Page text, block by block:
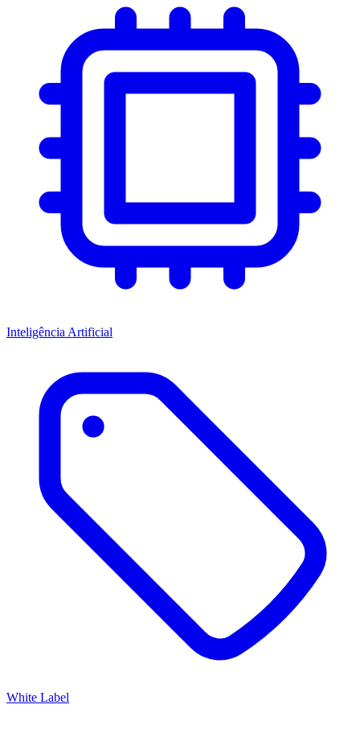
Inteligência Artificial
White Label